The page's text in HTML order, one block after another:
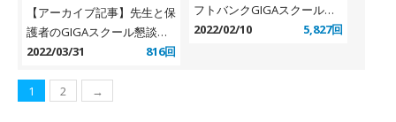
【アーカイブ記事】先生と保
護者のGIGAスクール懇談会
寄稿記事のご紹介
2022/03/31 816回
フトバンクGIGAスクールサ
ミット（2022年1月22日開
2022/02/10 5,827回
1 2 →